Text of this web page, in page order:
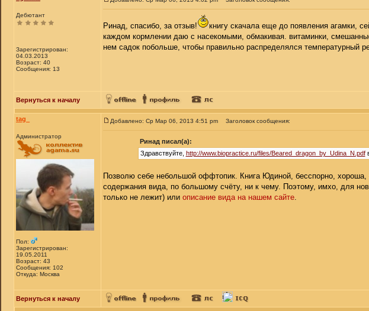
Дебютант
Зарегистрирован:
04.03.2013
Возраст: 40
Сообщения: 13
Ринад, спасибо, за отзыв!
книгу скачала еще до появления агамки,
каждом кормлении даю с насекомыми, обмакивая. витаминки,
нем садок побольше, чтобы правильно распределялся температурный
Вернуться к началу
tag_
Администратор
Пол:
Зарегистрирован:
19.05.2011
Возраст: 43
Сообщения: 102
Откуда: Москва
Добавлено: Ср Мар 06, 2013 4:51 pm Заголовок сообщения:
Ринад писал(а):
Здравствуйте, http://www.biopractice.ru/files/Beared_dragon_by_Udina_N.pdf
Позволю себе небольшой оффтопик. Книга Юдиной, бесспорно,
содержания вида, по большому счёту, ни к чему. Поэтому, имхо, для
только не лежит) или описание вида на нашем сайте.
Вернуться к началу